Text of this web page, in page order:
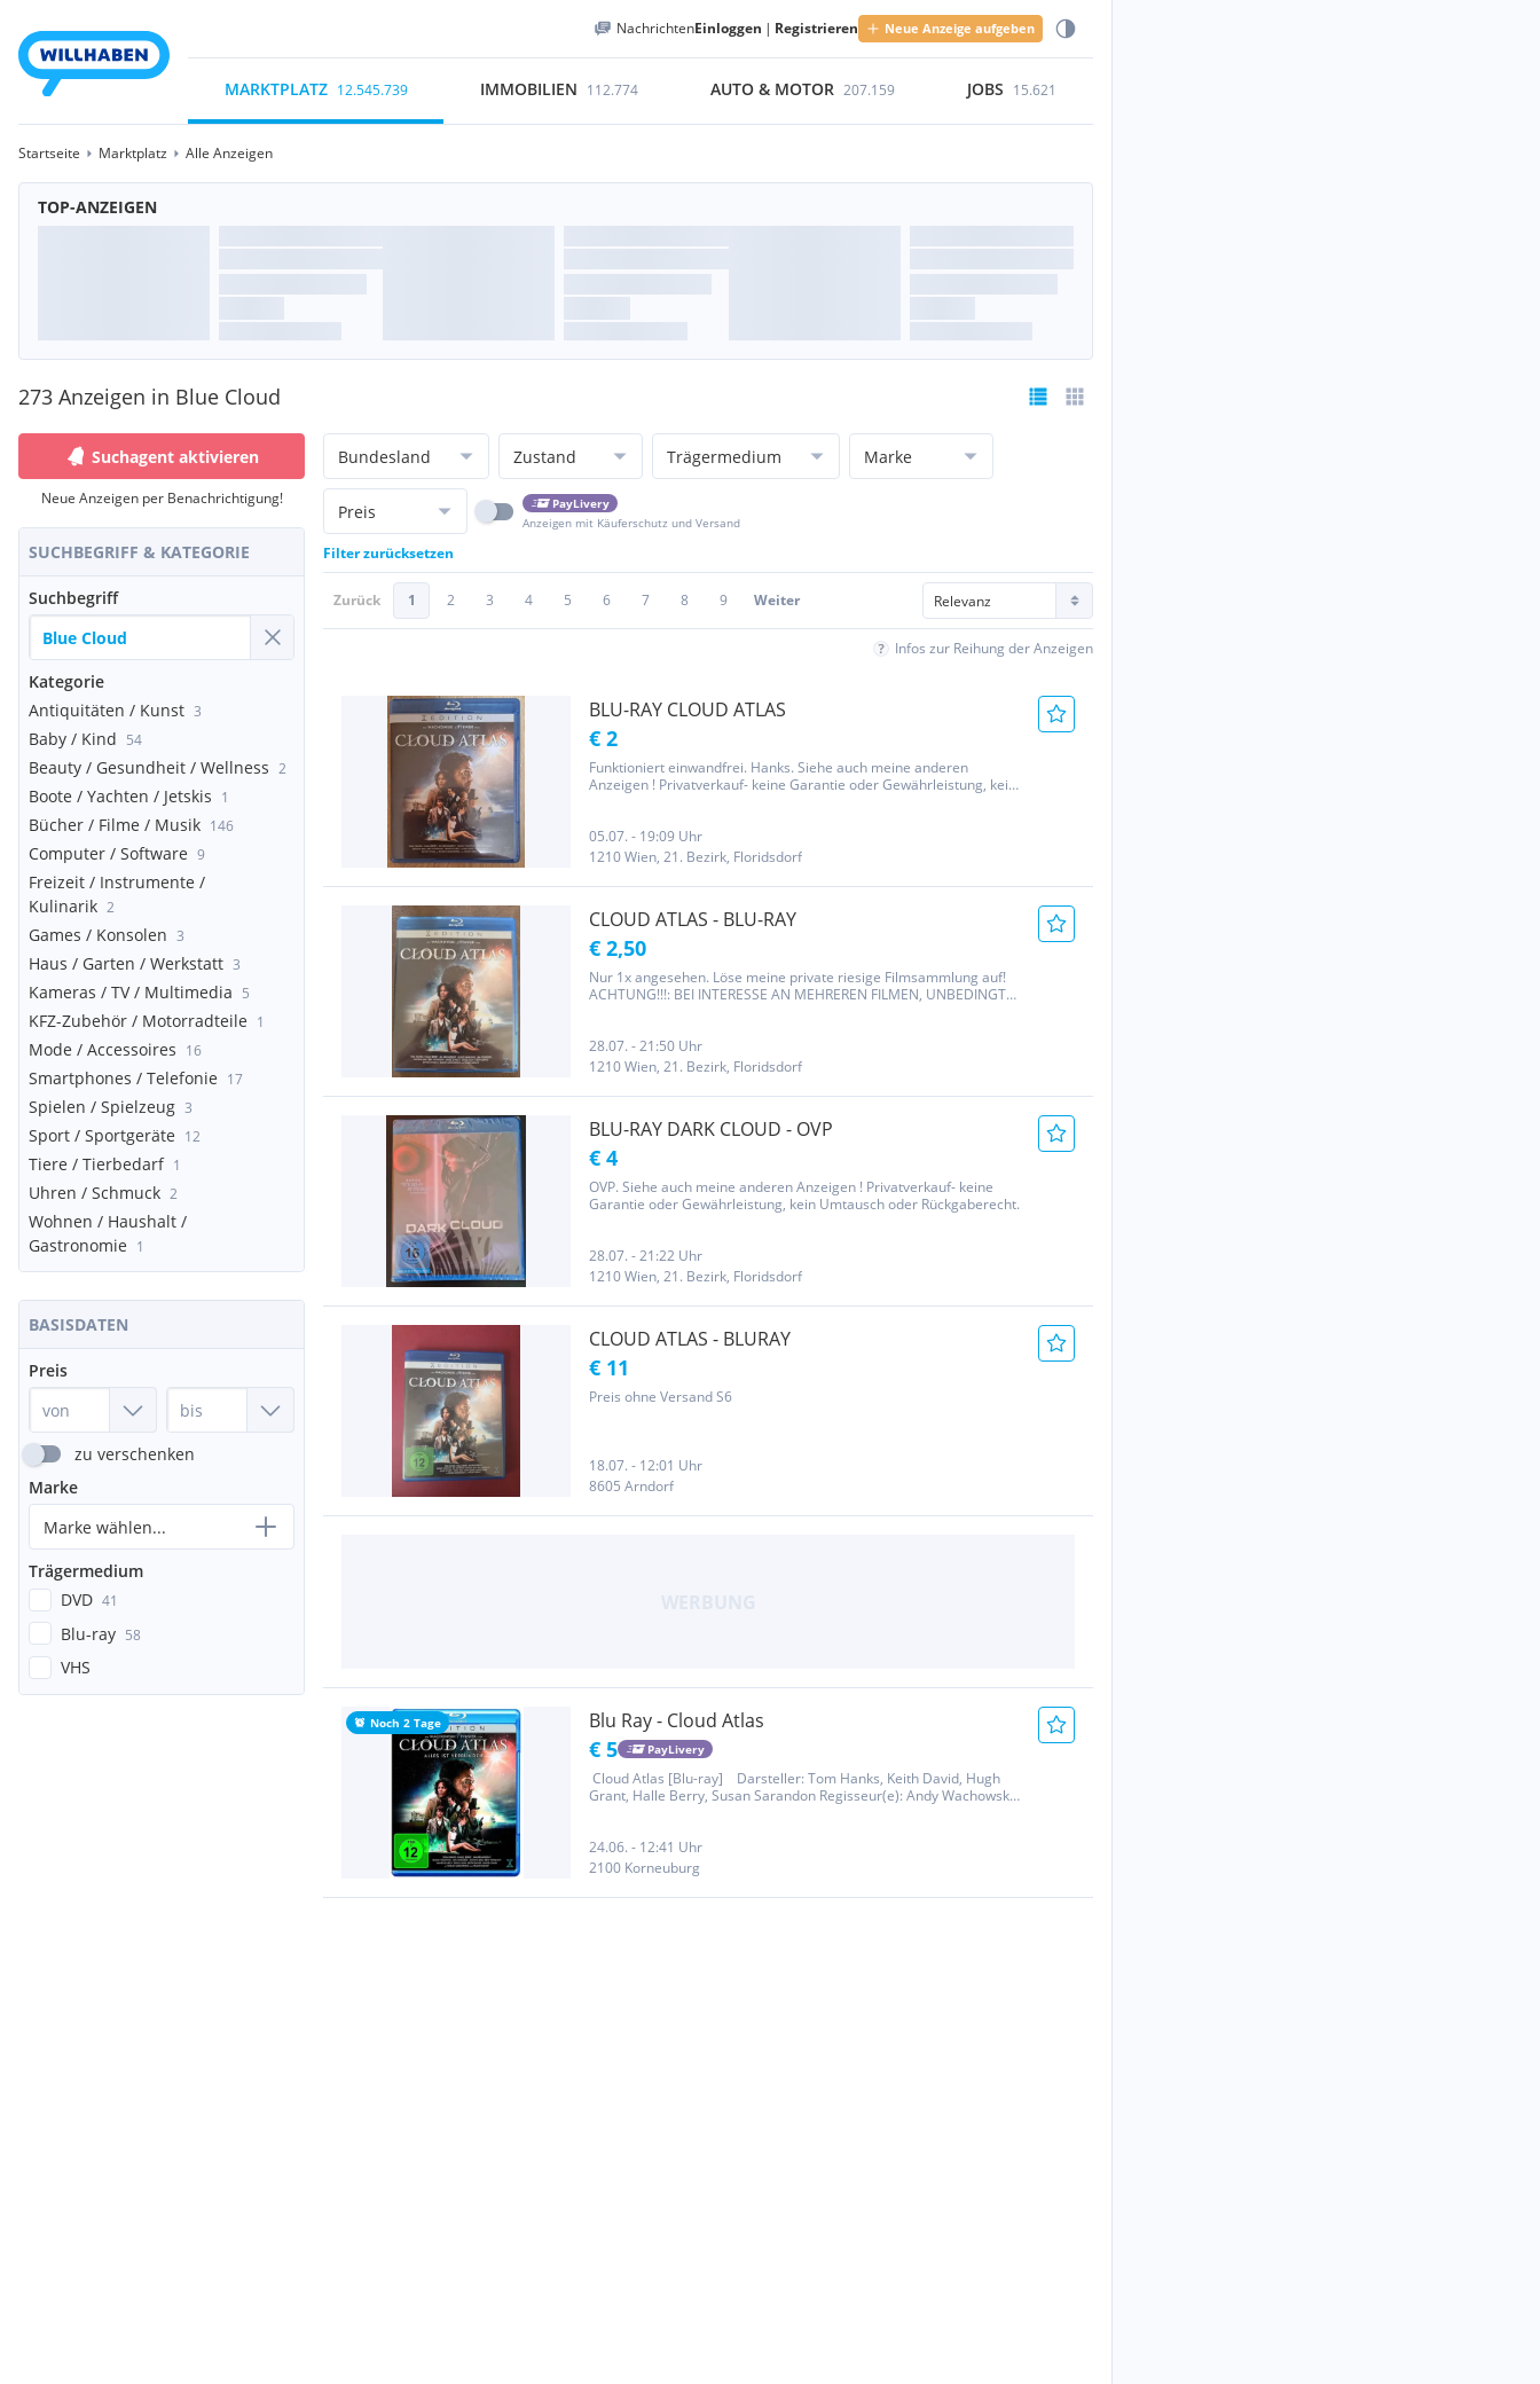
NachrichtenEinloggen | Registrieren Neue Anzeige aufgeben
MARKTPLATZ 12.545.739 IMMOBILIEN 112.774 AUTO & MOTOR 207.159 JOBS 15.621
Startseite Marktplatz Alle Anzeigen
TOP-ANZEIGEN
273 Anzeigen in Blue Cloud
Suchagent aktivieren
Neue Anzeigen per Benachrichtigung!
SUCHBEGRIFF & KATEGORIE
Suchbegriff
Kategorie
Antiquitäten / Kunst 3
Baby / Kind 54
Beauty / Gesundheit / Wellness 2
Boote / Yachten / Jetskis 1
Bücher / Filme / Musik 146
Computer / Software 9
Freizeit / Instrumente /
Kulinarik 2
Games / Konsolen 3
Haus / Garten / Werkstatt 3
Kameras / TV / Multimedia 5
KFZ-Zubehör / Motorradteile 1
Mode / Accessoires 16
Smartphones / Telefonie 17
Spielen / Spielzeug 3
Sport / Sportgeräte 12
Tiere / Tierbedarf 1
Uhren / Schmuck 2
Wohnen / Haushalt /
Gastronomie 1
BASISDATEN
Preis
zu verschenken
Marke
Marke wählen...
Trägermedium
DVD 41
Blu-ray 58
VHS
Bundesland Zustand Trägermedium Marke
Preis
PayLivery
Anzeigen mit Käuferschutz und Versand
Filter zurücksetzen
Zurück 1 2 3 4 5 6 7 8 9 Weiter
Infos zur Reihung der Anzeigen
BLU-RAY CLOUD ATLAS
€ 2
Funktioniert einwandfrei. Hanks. Siehe auch meine anderen
Anzeigen ! Privatverkauf- keine Garantie oder Gewährleistung, kein
05.07. - 19:09 Uhr
1210 Wien, 21. Bezirk, Floridsdorf
CLOUD ATLAS - BLU-RAY
€ 2,50
Nur 1x angesehen. Löse meine private riesige Filmsammlung auf!
ACHTUNG!!!: BEI INTERESSE AN MEHREREN FILMEN, UNBEDINGT
Versionen,...
28.07. - 21:50 Uhr
1210 Wien, 21. Bezirk, Floridsdorf
BLU-RAY DARK CLOUD - OVP
€ 4
OVP. Siehe auch meine anderen Anzeigen ! Privatverkauf- keine
Garantie oder Gewährleistung, kein Umtausch oder Rückgaberecht.
28.07. - 21:22 Uhr
1210 Wien, 21. Bezirk, Floridsdorf
CLOUD ATLAS - BLURAY
€ 11
Preis ohne Versand S6
18.07. - 12:01 Uhr
8605 Arndorf
Noch 2 Tage Blu Ray - Cloud Atlas
€ 5 PayLivery
Cloud Atlas [Blu-ray] Darsteller: Tom Hanks, Keith David, Hugh
Grant, Halle Berry, Susan Sarandon Regisseur(e): Andy Wachowski,
24.06. - 12:41 Uhr
2100 Korneuburg